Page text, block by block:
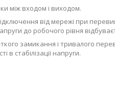
між входом і виходом.
від мережі при
до робочого рівня
замикання і тривалого
в стабілізації напруги.